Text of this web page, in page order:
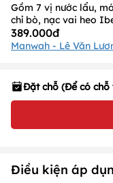
Gồm 7 vị nước lẩu,
chỉ bò, nạc vai heo
389.000đ
Manwah - Lê Văn
Đặt chỗ (Để có chỗ
Điều kiện áp